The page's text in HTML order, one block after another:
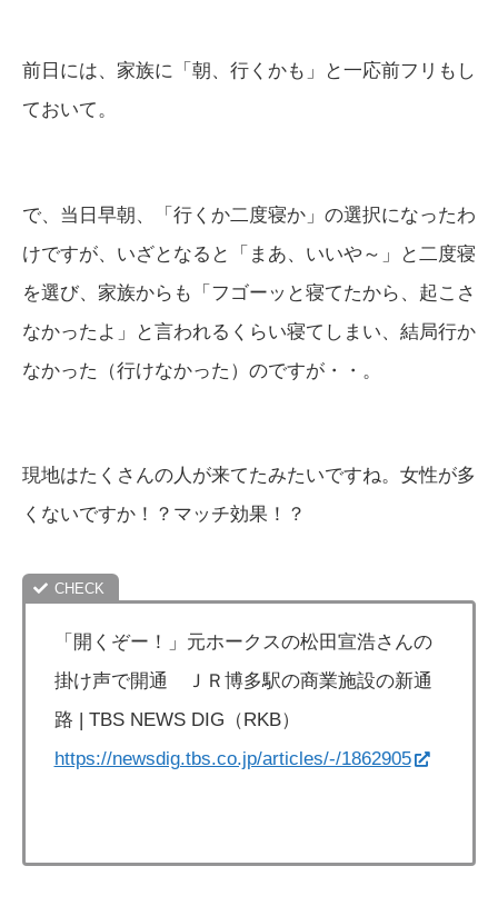
前日には、家族に「朝、行くかも」と一応前フリもし
ておいて。
で、当日早朝、「行くか二度寝か」の選択になったわ
けですが、いざとなると「まあ、いいや～」と二度寝
を選び、家族からも「フゴーッと寝てたから、起こさ
なかったよ」と言われるくらい寝てしまい、結局行か
なかった（行けなかった）のですが・・。
現地はたくさんの人が来てたみたいですね。女性が多
くないですか！？マッチ効果！？
「開くぞー！」元ホークスの松田宣浩さんの
掛け声で開通 ＪＲ博多駅の商業施設の新通
路 | TBS NEWS DIG（RKB）
https://newsdig.tbs.co.jp/articles/-/1862905